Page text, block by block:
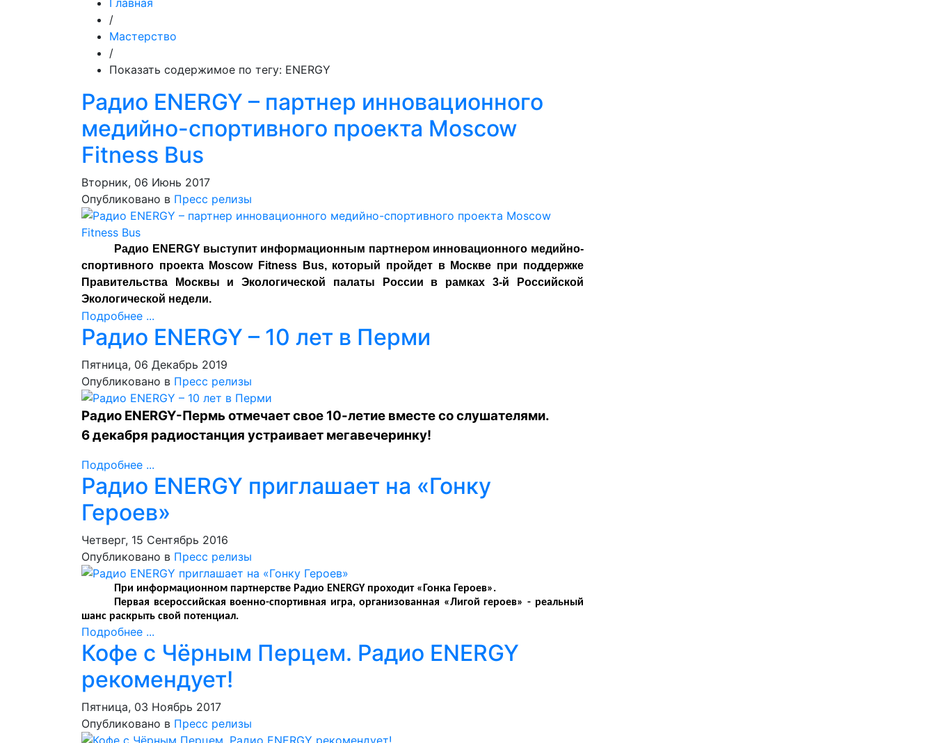
Главная
/
Мастерство
/
Показать содержимое по тегу: ENERGY
Радио ENERGY – партнер инновационного
медийно-спортивного проекта Moscow
Fitness Bus
Вторник, 06 Июнь 2017
Опубликовано в Пресс релизы
Радио ENERGY выступит информационным партнером инновационного медийно-
спортивного проекта Moscow Fitness Bus, который пройдет в Москве при поддержке
Правительства Москвы и Экологической палаты России
в рамках 3-й Российской
Экологической недели.
Подробнее ...
Радио ENERGY – 10 лет в Перми
Пятница, 06 Декабрь 2019
Опубликовано в Пресс релизы
Радио ENERGY-Пермь отмечает свое 10-летие вместе со слушателями.
6 декабря радиостанция устраивает мегавечеринку!
Подробнее ...
Радио ENERGY приглашает на «Гонку
Героев»
Четверг, 15 Сентябрь 2016
Опубликовано в Пресс релизы
При информационном партнерстве Радио ENERGY проходит «Гонка Героев».
Первая всероссийская военно-спортивная игра, организованная «Лигой героев» - реальный
шанс раскрыть свой потенциал.
Подробнее ...
Кофе с Чёрным Перцем. Радио ENERGY
рекомендует!
Пятница, 03 Ноябрь 2017
Опубликовано в Пресс релизы